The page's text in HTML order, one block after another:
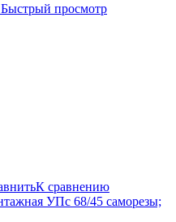
Быстрый просмотр
К сравнению